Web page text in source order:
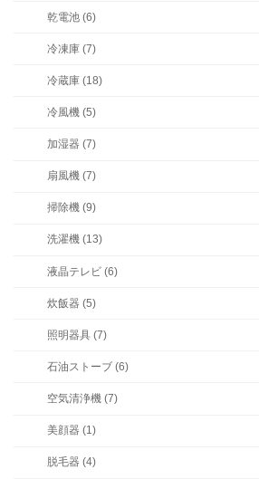
乾電池 (6)
冷凍庫 (7)
冷蔵庫 (18)
冷風機 (5)
加湿器 (7)
扇風機 (7)
掃除機 (9)
洗濯機 (13)
液晶テレビ (6)
炊飯器 (5)
照明器具 (7)
石油ストーブ (6)
空気清浄機 (7)
美顔器 (1)
脱毛器 (4)